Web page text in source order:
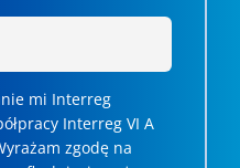
mi Interreg
Interreg VI A
zgodę na